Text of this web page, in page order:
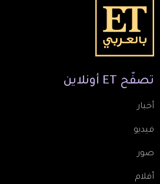
تصفّح ET أونلاين
أخبار
فيديو
صور
أفلام